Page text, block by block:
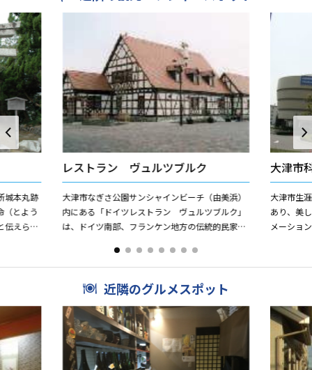
城本丸跡
（とよう
伝えられ
レストラン ヴュルツブルク
大津市なぎさ公園サンシャインビーチ（由美浜）
内にある「ドイツレストラン ヴュルツブルク」
は、ドイツ南部、フランケン地方の伝統的民家の
をはじめ、ヴュルツブルク...
大津市
大津市生
あり、美
メーショ
近隣のグルメスポット